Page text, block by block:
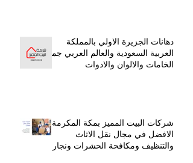
دهانات الجزيرة الاولي بالمملكة
العربية السعودية والعالم العربي جميع
الخامات والالوان والادوات
شركات البيت المميز بمكة المكرمة
الافضل في مجال نقل الاثاث
والتنظيف ومكافحة الحشرات ونجار